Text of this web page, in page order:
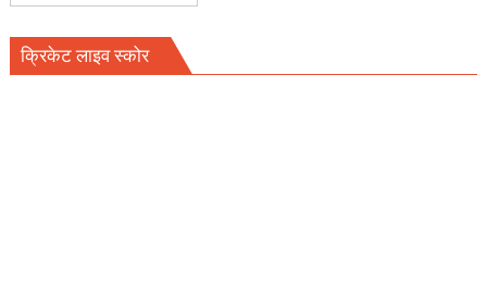
क्रिकेट लाइव स्कोर